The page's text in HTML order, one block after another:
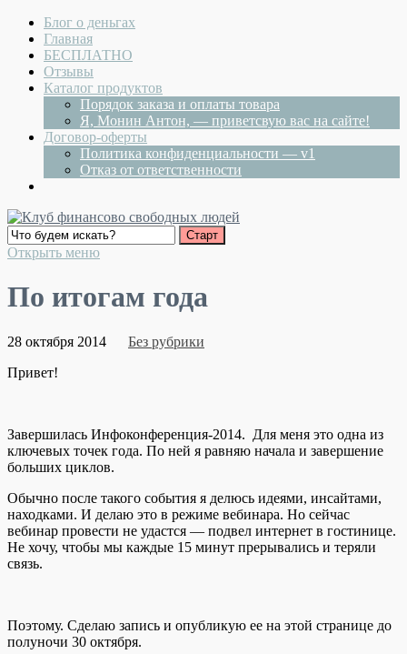
Блог о деньгах
Главная
БЕСПЛАТНО
Отзывы
Каталог продуктов
Порядок заказа и оплаты товара
Я, Монин Антон, — приветсвую вас на сайте!
Договор-оферты
Политика конфиденциальности — v1
Отказ от ответственности
Открыть меню
По итогам года
28 октября 2014
Без рубрики
Привет!
Завершилась Инфоконференция-2014. Для меня это одна из
ключевых точек года. По ней я равняю начала и завершение
больших циклов.
Обычно после такого события я делюсь идеями, инсайтами,
находками. И делаю это в режиме вебинара. Но сейчас
вебинар провести не удастся — подвел интернет в гостинице.
Не хочу, чтобы мы каждые 15 минут прерывались и теряли
связь.
Поэтому. Сделаю запись и опубликую ее на этой странице до
полуночи 30 октября.